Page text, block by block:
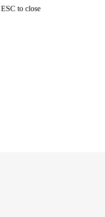
to close